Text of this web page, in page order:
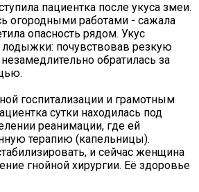
пациентка после укуса змеи.
огородными работами - сажала
опасность рядом. Укус
лодыжки: почувствовав резкую
обратилась за
госпитализации и грамотным
сутки находилась под
реанимации, где ей
терапию (капельницы).
и сейчас женщина
гнойной хирургии. Её здоровье